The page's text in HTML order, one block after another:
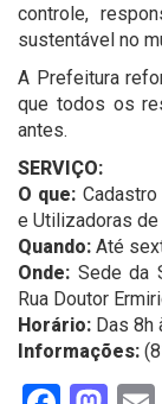
controle,
sustentável no
A Prefeitura
que todos os
antes.
SERVIÇO:
O que:
e Utilizadoras de
Quando: Até
Onde: Sede da
Rua Doutor
Horário: Das 8h
Informações: